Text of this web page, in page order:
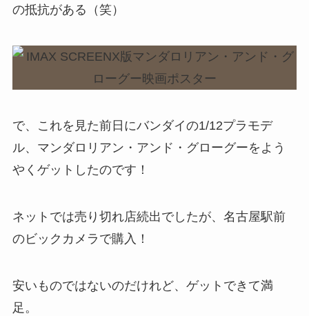
の抵抗がある（笑）
で、これを見た前日にバンダイの1/12プラモデ
ル、マンダロリアン・アンド・グローグーをよう
やくゲットしたのです！
ネットでは売り切れ店続出でしたが、名古屋駅前
のビックカメラで購入！
安いものではないのだけれど、ゲットできて満
足。